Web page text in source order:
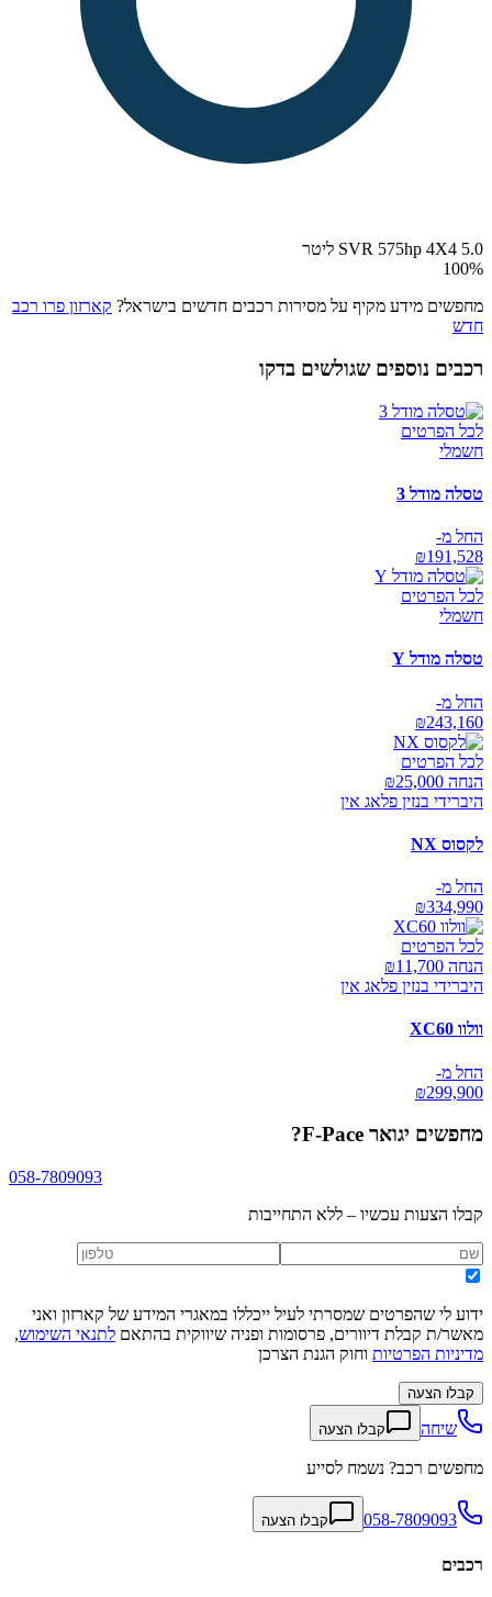
SVR 575hp 4X4 5.0 ליטר
100%
מחפשים מידע מקיף על מסירות רכבים חדשים בישראל? קארזון פרו רכב
חדש
רכבים נוספים שגולשים בדקו
לכל הפרטים
חשמלי
טסלה מודל 3
החל מ-
₪191,528
לכל הפרטים
חשמלי
טסלה מודל Y
החל מ-
₪243,160
לכל הפרטים
הנחה ₪ 25,000
היברידי בנזין פלאג אין
לקסוס NX
החל מ-
₪334,990
לכל הפרטים
הנחה ₪ 11,700
היברידי בנזין פלאג אין
וולוו XC60
החל מ-
₪299,900
מחפשים יגואר F-Pace ?
058-7809093
קבלו הצעות עכשיו – ללא התחייבות
ידוע לי שהפרטים שמסרתי לעיל ייכללו במאגרי המידע של קארזון ואני
מאשר/ת קבלת דיוורים, פרסומות ופניה שיווקית בהתאם לתנאי השימוש,
מדיניות הפרטיות וחוק הגנת הצרכן
קבלו הצעה
שיחה קבלו הצעה
מחפשים רכב? נשמח לסייע
058-7809093 קבלו הצעה
רכבים